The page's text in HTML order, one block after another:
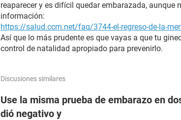
reaparecer y es difícil quedar embarazada, aunque
información:
https://salud.ccm.net/faq/3744-el-regreso-de-la-
Así que lo más prudente es que vayas a que tu
control de natalidad apropiado para prevenirlo.
Discusiones similares
Use la misma prueba de embarazo en
dió negativo y